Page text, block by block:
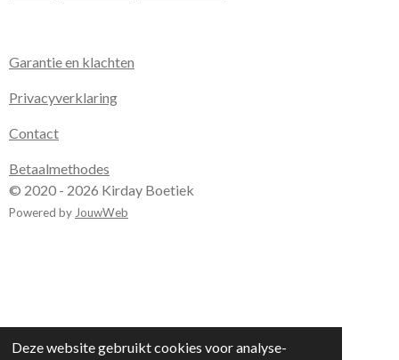
Deze website gebruikt cookies voor analyse-
Garantie en klachten
Privacyverklaring
Contact
Betaalmethodes
© 2020 - 2026 Kirday Boetiek
Powered by JouwWeb